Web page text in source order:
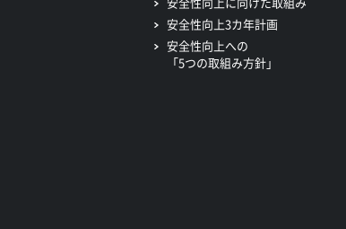
安全性向上3カ年計画
安全性向上への
「5つの取組み方針」